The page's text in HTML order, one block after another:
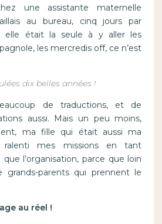
une assistante maternelle
au bureau, cinq jours par
elle était la seule à y aller les
les mercredis off, ce n’est
dix belles années !
de traductions, et de
aussi. Mais un peu moins,
ma fille qui était aussi ma
mes missions en tant
que l’organisation, parce que loin
parents qui prennent le
au réel !